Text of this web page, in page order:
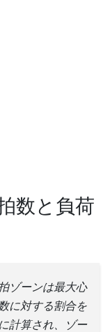
数と負荷
ゾーンは最大心
に対する割合を
計算され、ゾー